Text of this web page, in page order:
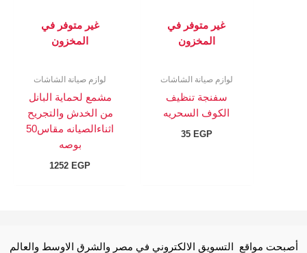
غير متوفر في
المخزون
لوازم صيانة الشاشات
سفنجة تنظيف
الكوف السحريه
35 EGP
غير متوفر في
المخزون
لوازم صيانة الشاشات
مشمع لحماية البانل
من الخدش والتجريح
اثناءالصيانه مقاس50
بوصه
1252 EGP
أصبحت مواقع التسويق الالكتروني في مصر والشرق الاوسط والعالم